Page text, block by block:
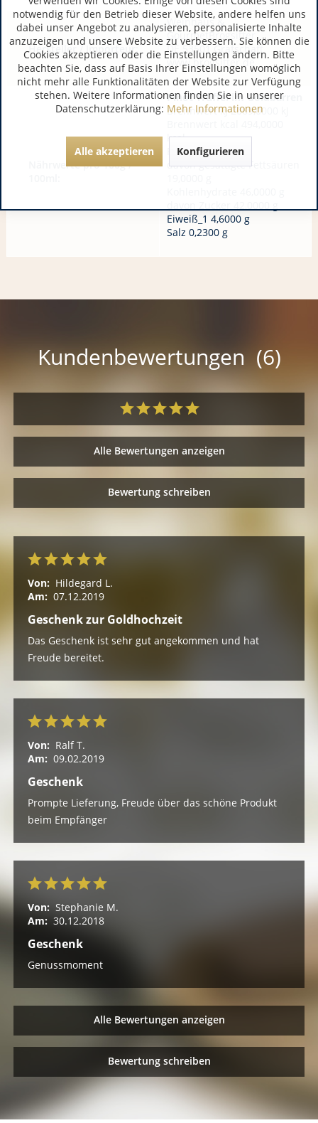
Hersteller / Importeur:
Weinhaus &
GourmetBrogsitter
DE 53501 Grafschaft
www.brogsitter.de
Nährwerte pro 100g /
Pinot Trüffel im Goldbarren
Brennwert kJ 2069,0000 kJ
kcal
Fett 31,0000 g
davon gesättigte Fettsäuren
Eiweiß_1 4,6000 g
Salz 0,2300 g
Kundenbewertungen (6)
Alle Bewertungen anzeigen
Bewertung schreiben
Von: Hildegard L.
Am: 07.12.2019
Geschenk zur Goldhochzeit
Das Geschenk ist sehr gut angekommen und hat
Freude bereitet.
Von: Ralf T.
Am: 09.02.2019
Geschenk
Prompte Lieferung, Freude über das schöne Produkt
beim Empfänger
Von: Stephanie M.
Am: 30.12.2018
Geschenk
Genussmoment
Alle Bewertungen anzeigen
Bewertung schreiben
notwendig für den Betrieb dieser Website, andere helfen uns
dabei unser Angebot zu analysieren, personalisierte Inhalte
anzuzeigen und unsere Website zu verbessern. Sie können die
Cookies akzeptieren oder die Einstellungen ändern. Bitte
beachten Sie, dass auf Basis Ihrer Einstellungen womöglich
nicht mehr alle Funktionalitäten der Website zur Verfügung
stehen. Weitere Informationen finden Sie in unserer
Datenschutzerklärung: Mehr Informationen
Alle akzeptieren Konfigurieren